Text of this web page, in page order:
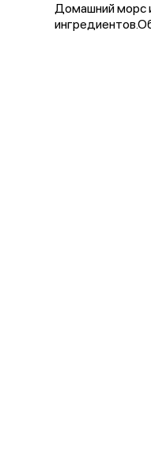
Домашний морс